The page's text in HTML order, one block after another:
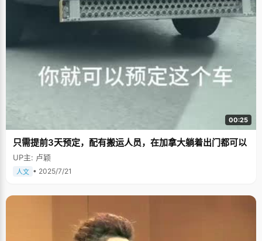
00:25
只需提前3天预定，配有搬运人员，在加拿大躺着出门都可以
UP主: 卢颖
人文 • 2025/7/21